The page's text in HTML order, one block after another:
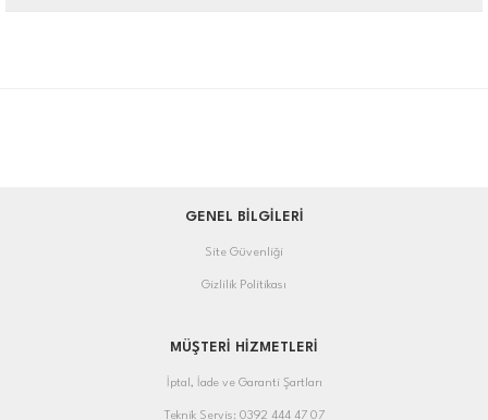
GENEL BİLGİLERİ
Site Güvenliği
Gizlilik Politikası
MÜŞTERİ HİZMETLERİ
İptal, İade ve Garanti Şartları
Teknik Servis: 0392 444 47 07